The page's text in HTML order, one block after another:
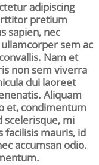
adipiscing
pretium
sapien, nec
sem ac
Nam et
non sem viverra
dui laoreet
Aliquam
et, condimentum
scelerisque, mi
facilisis mauris, id
accumsan odio.